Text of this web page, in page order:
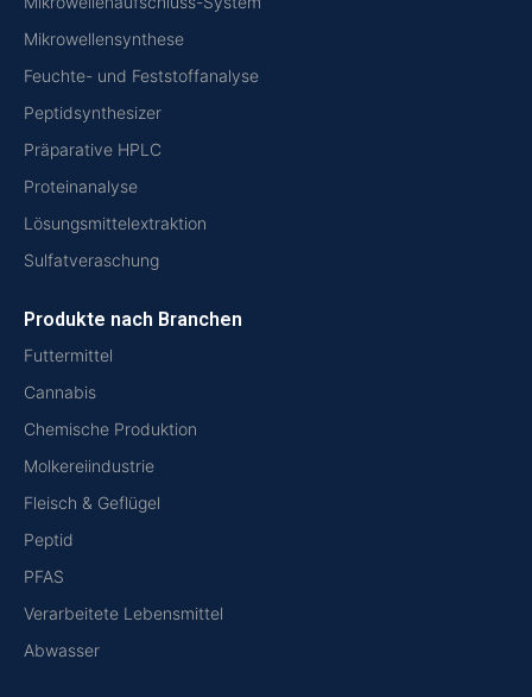
Mikrowellensynthese
Feuchte- und Feststoffanalyse
Peptidsynthesizer
Präparative HPLC
Proteinanalyse
Lösungsmittelextraktion
Sulfatveraschung
Produkte nach Branchen
Futtermittel
Cannabis
Chemische Produktion
Molkereiindustrie
Fleisch & Geflügel
Peptid
PFAS
Verarbeitete Lebensmittel
Abwasser